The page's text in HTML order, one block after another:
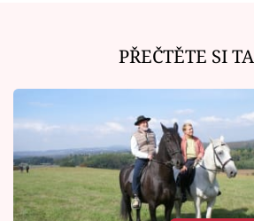
Sledujte nás
PŘEČTĚTE SI